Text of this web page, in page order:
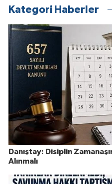
Kategori Haberler
Danıştay: Disiplin
Alınmalı